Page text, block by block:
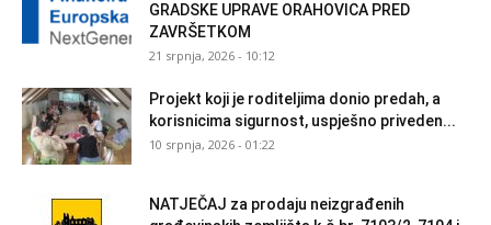
GRADSKE UPRAVE ORAHOVICA PRED
ZAVRŠETKOM
21 srpnja, 2026 - 10:12
Projekt koji je roditeljima donio predah, a
korisnicima sigurnost, uspješno priveden...
10 srpnja, 2026 - 01:22
NATJEČAJ za prodaju neizgrađenih